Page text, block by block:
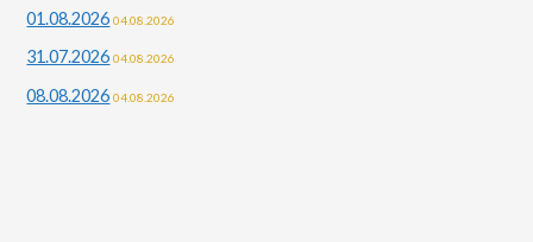
01.08.2026 04.08.2026
31.07.2026 04.08.2026
08.08.2026 04.08.2026